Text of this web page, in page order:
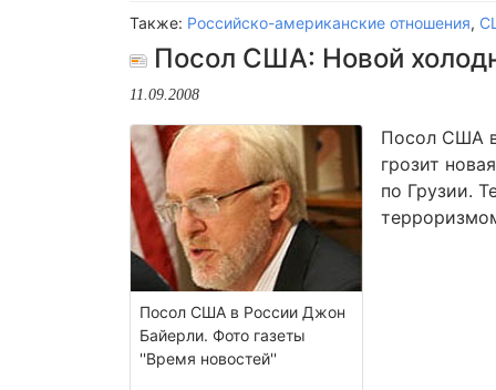
Также: Российско-американские отношения,
Посол США: Новой
11.09.2008
Посол США в России Джон
Байерли. Фото газеты
''Время новостей''
Посол США
грозит
по Грузии.